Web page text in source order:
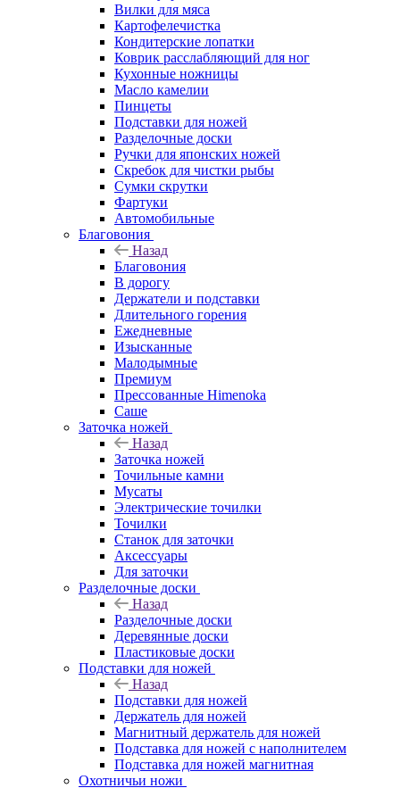
Вилки для мяса
Картофелечистка
Кондитерские лопатки
Коврик расслабляющий для ног
Кухонные ножницы
Масло камелии
Пинцеты
Подставки для ножей
Разделочные доски
Ручки для японских ножей
Скребок для чистки рыбы
Сумки скрутки
Фартуки
Автомобильные
Благовония
Назад
Благовония
В дорогу
Держатели и подставки
Длительного горения
Ежедневные
Изысканные
Малодымные
Премиум
Прессованные Himenoka
Саше
Заточка ножей
Назад
Заточка ножей
Точильные камни
Мусаты
Электрические точилки
Точилки
Станок для заточки
Аксессуары
Для заточки
Разделочные доски
Назад
Разделочные доски
Деревянные доски
Пластиковые доски
Подставки для ножей
Назад
Подставки для ножей
Держатель для ножей
Магнитный держатель для ножей
Подставка для ножей с наполнителем
Подставка для ножей магнитная
Охотничьи ножи